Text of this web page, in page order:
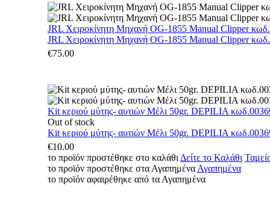
JRL Χειροκίνητη Μηχανή OG-1855 Manual Clipper
JRL Χειροκίνητη Μηχανή OG-1855 Manual Clipper
€75.00
Kit κεριού μύτης- αυτιών Μέλι 50gr. DEPILIA
Out of stock
Kit κεριού μύτης- αυτιών Μέλι 50gr. DEPILIA
€10.00
το προϊόν προστέθηκε στο καλάθι Δείτε το Καλάθι
το προϊόν προστέθηκε στα Αγαπημένα Αγαπημένα
το προϊόν αφαιρέθηκε από τα Αγαπημένα